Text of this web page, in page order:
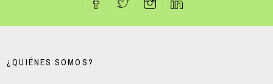
¿QUIÉNES SOMOS?